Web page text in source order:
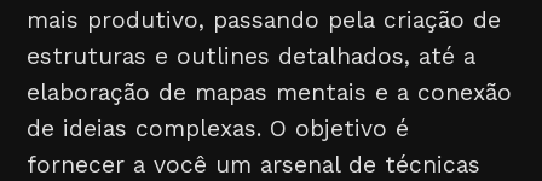
mais produtivo, passando pela criação de
estruturas e outlines detalhados, até a
elaboração de mapas mentais e a conexão
de ideias complexas. O objetivo é
fornecer a você um arsenal de técnicas